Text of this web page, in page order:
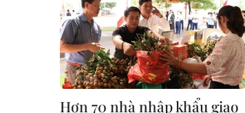
Hơn 70 nhà nhập khẩu giao